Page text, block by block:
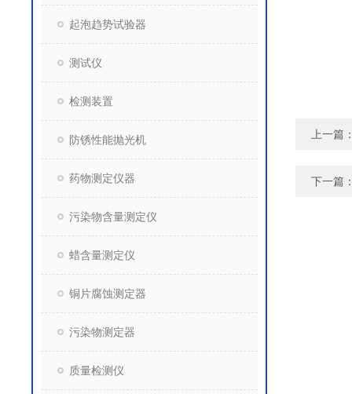
起泡趋势试验器
测试仪
检测装置
防锈性能抛光机
药物测定仪器
污染物含量测定仪
蜡含量测定仪
铜片腐蚀测定器
污染物测定器
质量检测仪
上一篇
下一篇